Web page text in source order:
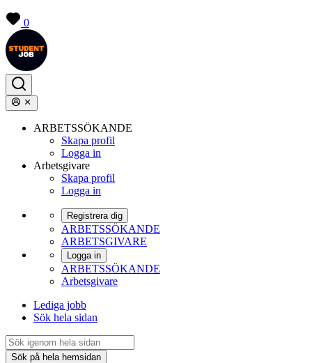
0
ARBETSSÖKANDE
Skapa profil
Logga in
Arbetsgivare
Skapa profil
Logga in
Registrera dig
ARBETSSÖKANDE
ARBETSGIVARE
Logga in
ARBETSSÖKANDE
Arbetsgivare
Lediga jobb
Sök hela sidan